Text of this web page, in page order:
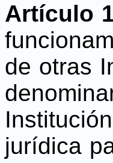
Artículo
de otras
jurídica